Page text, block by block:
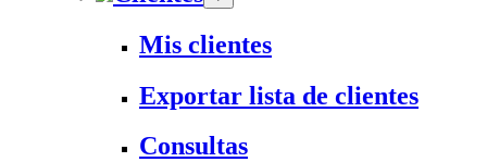
Mis clientes
Exportar lista de clientes
Consultas